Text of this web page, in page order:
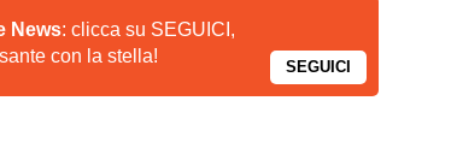
News: clicca su SEGUICI,
con la stella!
SEGUICI